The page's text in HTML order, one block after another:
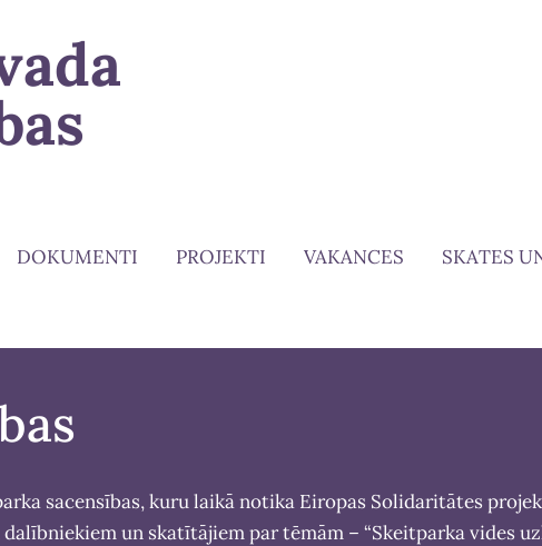
DOKUMENTI PROJEKTI VAKANCES SKATES
sacensības, kuru laikā notika Eiropas Solidaritātes
un skatītājiem par tēmām – “Skeitparka vides